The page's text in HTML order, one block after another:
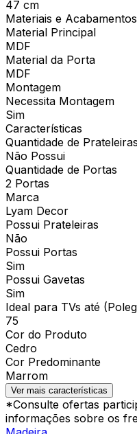
47 cm
Materiais e Acabamentos
Material Principal
MDF
Material da Porta
MDF
Montagem
Necessita Montagem
Sim
Características
Quantidade de Prateleiras
Não Possui
Quantidade de Portas
2 Portas
Marca
Lyam Decor
Possui Prateleiras
Não
Possui Portas
Sim
Possui Gavetas
Sim
Ideal para TVs até
75
Cor do Produto
Cedro
Cor Predominante
Marrom
Ver mais características
*Consulte ofertas
informações sobre os